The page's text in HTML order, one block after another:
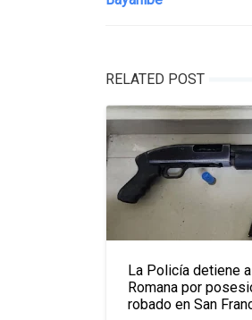
RELATED POST
La Policía detiene
Romana por
robado en San